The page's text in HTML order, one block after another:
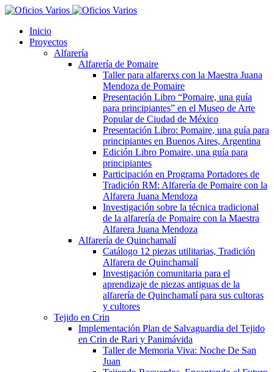
Inicio
Proyectos
Alfarería
Alfarería de Pomaire
Taller para alfarerxs con la Maestra Juana
Mendoza de Pomaire
Presentación Libro “Pomaire, una guía
para principiantes” en el Museo de Arte
Popular de Ciudad de México
Presentación Libro: Pomaire, una guía para
principiantes en Buenos Aires, Argentina
Edición Libro Pomaire, una guía para
principiantes
Participación en Programa Portadores de
Tradición RM: Alfarería de Pomaire con la
Alfarera Juana Mendoza
Investigación sobre la técnica tradicional
de la alfarería de Pomaire con la Maestra
Alfarera Juana Mendoza
Alfarería de Quinchamalí
Catálogo 12 piezas utilitarias, Tradición
Alfarera de Quinchamalí
Investigación comunitaria para el
aprendizaje de piezas antiguas de la
alfarería de Quinchamalí para sus cultoras
y cultores
Tejido en Crin
Implementación Plan de Salvaguardia del Tejido
en Crin de Rari y Panimávida
Taller de Memoria Viva: Noche De San
Juan